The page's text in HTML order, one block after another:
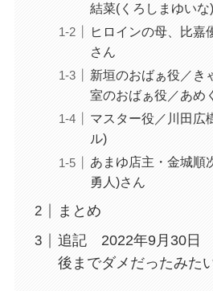
結菜(くろしまゆいな
ヒロインの母、比嘉
さん
新垣のおばぁ役／き
室のおばぁ役／あめ
マスター役／川田広
ル)
あまゆ店主・金城順
勇人)さん
まとめ
追記 2022年9月30日
後までダメだったみた